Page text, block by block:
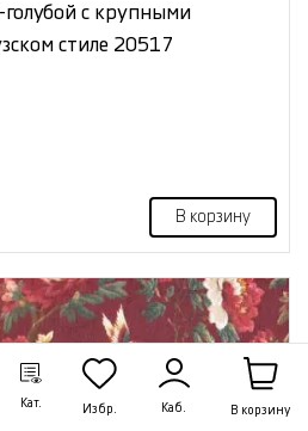
Кат. Избр. Каб. В корзину
с крупными
стиле 20517
В корзину